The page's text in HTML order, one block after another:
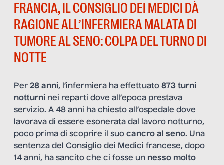
FRANCIA, IL CONSIGLIO DEI MEDICI DÀ
RAGIONE ALL’INFERMIERA MALATA DI
TUMORE AL SENO: COLPA DEL TURNO DI
NOTTE
Per 28 anni, l’infermiera ha effettuato 873 turni
notturni nei reparti dove all’epoca prestava
servizio. A 48 anni ha chiesto all’ospedale dove
lavorava di essere esonerata dal lavoro notturno,
poco prima di scoprire il suo cancro al seno. Una
sentenza del Consiglio dei Medici francese, dopo
14 anni, ha sancito che ci fosse un nesso molto